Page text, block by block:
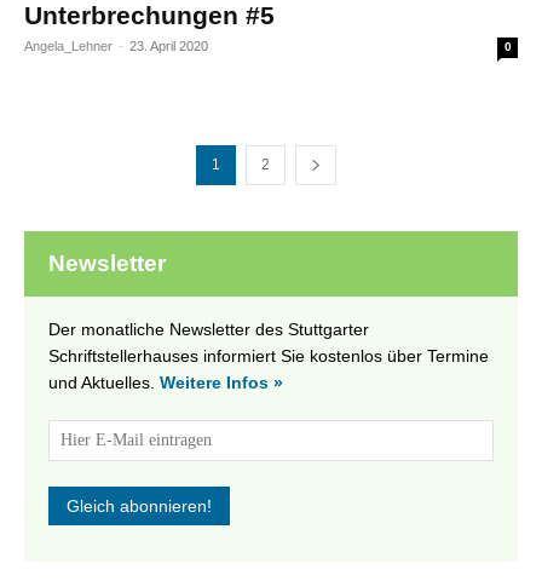
Unterbrechungen #5
Angela_Lehner - 23. April 2020 0
1 2
Newsletter
Der monatliche Newsletter des Stuttgarter
Schriftstellerhauses informiert Sie kostenlos über Termine
und Aktuelles. Weitere Infos »